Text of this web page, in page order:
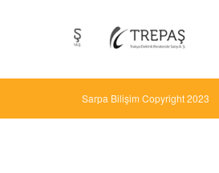
Sarpa Bilişim Copyright 2023